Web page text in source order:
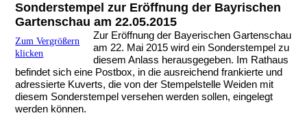
Sonderstempel zur Eröffnung der Bayrischen
Gartenschau am 22.05.2015
Zum Vergrößern
klicken
Zur Eröffnung der Bayerischen Gartenschau
am 22. Mai 2015 wird ein Sonderstempel zu
diesem Anlass herausgegeben. Im Rathaus
befindet sich eine Postbox, in die ausreichend frankierte und
adressierte Kuverts, die von der Stempelstelle Weiden mit
diesem Sonderstempel versehen werden sollen, eingelegt
werden können.